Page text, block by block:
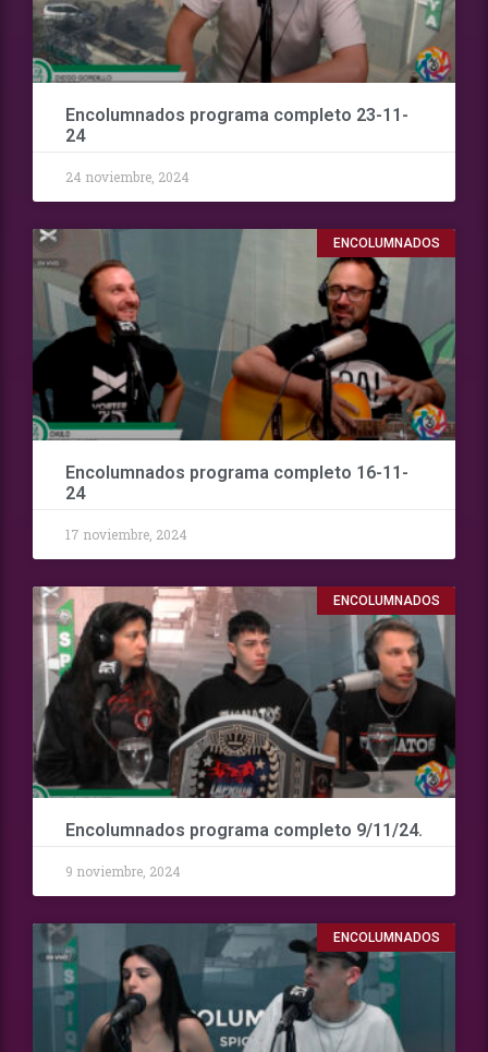
Encolumnados programa completo 23-11-
24
24 noviembre, 2024
ENCOLUMNADOS
Encolumnados programa completo 16-11-
24
17 noviembre, 2024
ENCOLUMNADOS
Encolumnados programa completo 9/11/24.
9 noviembre, 2024
ENCOLUMNADOS